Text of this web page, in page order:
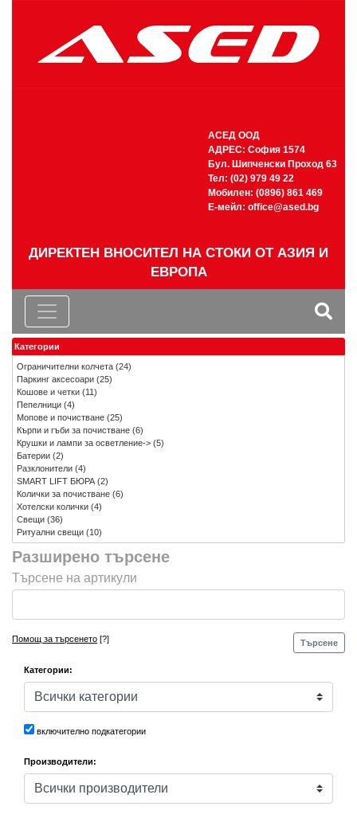
АСЕД ООД
АДРЕС: София 1574
Бул. Шипченски Проход 63
Тел: (02) 979 49 22
Мобилен: (0896) 861 469
Е-мейл: office@ased.bg
ДИРЕКТЕН ВНОСИТЕЛ НА СТОКИ ОТ АЗИЯ И
ЕВРОПА
Разширено търсене
Търсене на артикули
Помощ за търсенето [?] Търсене
Категории:
включително подкатегории
Производители:
Категории
Ограничителни колчета (24)
Паркинг аксесоари (25)
Кошове и четки (11)
Пепелници (4)
Мопове и почистване (25)
Кърпи и гъби за почистване (6)
Крушки и лампи за осветление-> (5)
Батерии (2)
Разклонители (4)
SMART LIFT БЮРА(2)
Колички за почистване (6)
Хотелски колички (4)
Свещи (36)
Ритуални свещи (10)